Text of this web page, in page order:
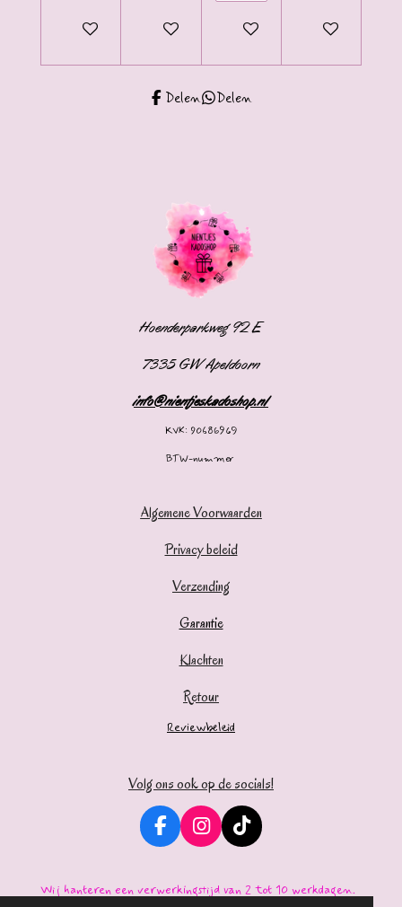
Bekijk details Bekijk details Bekijk details Bekijk details
Delen Delen
Hoenderparkweg 92 E
7335 GW Apeldoorn
info@nientjeskadoshop.nl
KVK: 90686969
BTW-nummer
Algemene Voorwaarden
Privacy beleid
Verzending
Garantie
Klachten
Retour
Reviewbeleid
Volg ons ook op de socials!
F
a
e
I
n
t
T
i
T
Wij hanteren een verwerkingstijd van 2 tot 10 werkdagen.